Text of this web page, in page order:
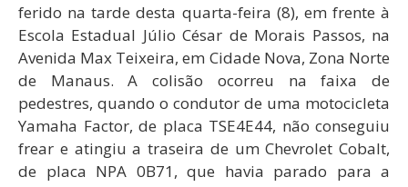
ferido na tarde desta quarta-feira (8), em frente à
Escola Estadual Júlio César de Morais Passos, na
Avenida Max Teixeira, em Cidade Nova, Zona Norte
de Manaus. A colisão ocorreu na faixa de
pedestres, quando o condutor de uma motocicleta
Yamaha Factor, de placa TSE4E44, não conseguiu
frear e atingiu a traseira de um Chevrolet Cobalt,
de placa NPA 0B71, que havia parado para a